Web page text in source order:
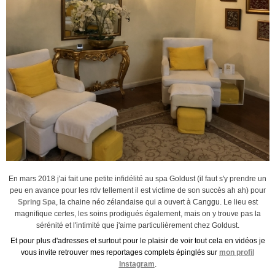
En mars 2018 j'ai fait une petite infidélité au spa Goldust (il faut s'y prendre un
peu en avance pour les rdv tellement il est victime de son succès ah ah) pour
Spring Spa, la chaine néo zélandaise qui a ouvert à Canggu. Le lieu est
magnifique certes, les soins prodigués également, mais on y trouve pas la
sérénité et l'intimité que j'aime particulièrement chez Goldust.
Et pour plus d'adresses et surtout pour le plaisir de voir tout cela en vidéos je
vous invite retrouver mes reportages complets épinglés sur mon profil
Instagram